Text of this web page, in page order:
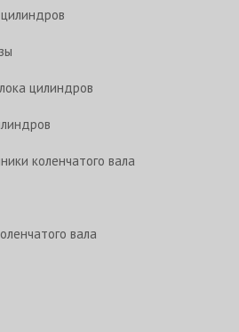
цилиндров
коленчатого вала
вала